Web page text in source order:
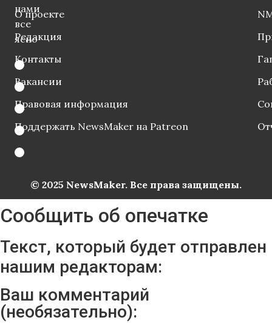
нами
все
ясно
О проекте
Редакция
Контакты
Вакансии
Правовая информация
Поддержать NewsMaker на Patreon
© 2025 NewsMaker. Все права защищены.
Сообщить об опечатке
Текст, который будет отправлен
нашим редакторам:
Ваш комментарий
(необязательно):